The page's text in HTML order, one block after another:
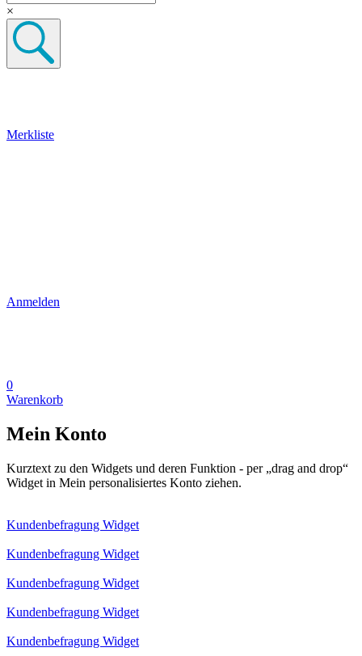
×
Merkliste
Anmelden
0
Warenkorb
Mein Konto
Kurztext zu den Widgets und deren Funktion - per „drag and drop“
Widget in Mein personalisiertes Konto ziehen.
Kundenbefragung Widget
Kundenbefragung Widget
Kundenbefragung Widget
Kundenbefragung Widget
Kundenbefragung Widget